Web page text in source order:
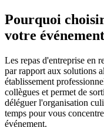
Pourquoi
votre
Les repas d'entreprise en
par rapport aux solutions
établissement
collègues et permet de
déléguer l'organisation
temps pour vous
événement.